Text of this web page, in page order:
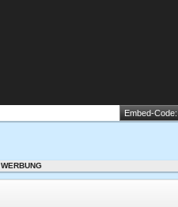
Embed-Code:
WERBUNG